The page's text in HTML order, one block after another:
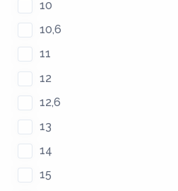
10
10,6
11
12
12,6
13
14
15